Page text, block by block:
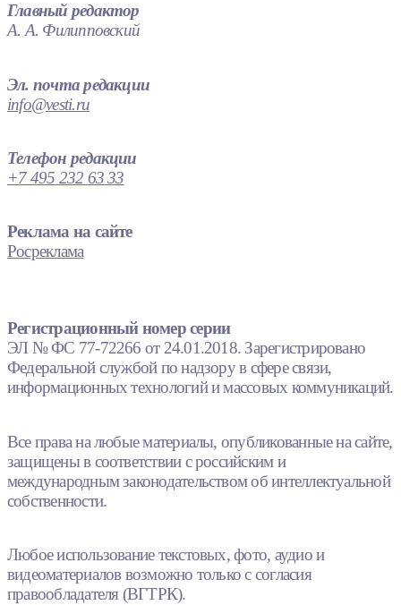
Главный редактор
А. А. Филипповский
Эл. почта редакции
info@vesti.ru
Телефон редакции
+7 495 232 63 33
Реклама на сайте
Росреклама
Регистрационный номер серии
ЭЛ № ФС 77-72266 от 24.01.2018. Зарегистрировано
Федеральной службой по надзору в сфере связи,
информационных технологий и массовых коммуникаций.
Все права на любые материалы, опубликованные на сайте,
защищены в соответствии с российским и
международным законодательством об интеллектуальной
собственности.
Любое использование текстовых, фото, аудио и
видеоматериалов возможно только с согласия
правообладателя (ВГТРК).